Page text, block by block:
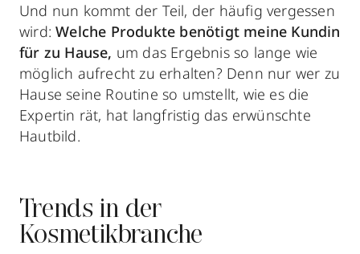
Und nun kommt der Teil, der häufig vergessen
wird:Welche Produkte benötigt meine Kundin
für zu Hause, um das Ergebnis so lange wie
möglich aufrecht zu erhalten? Denn nur wer zu
Hause seine Routine so umstellt, wie es die
Expertin rät, hat langfristig das erwünschte
Hautbild.
Trends in der
Kosmetikbranche